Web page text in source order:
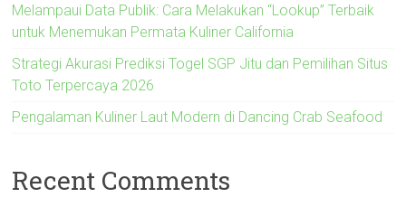
Melampaui Data Publik: Cara Melakukan “Lookup” Terbaik
untuk Menemukan Permata Kuliner California
Strategi Akurasi Prediksi Togel SGP Jitu dan Pemilihan Situs
Toto Terpercaya 2026
Pengalaman Kuliner Laut Modern di Dancing Crab Seafood
Recent Comments